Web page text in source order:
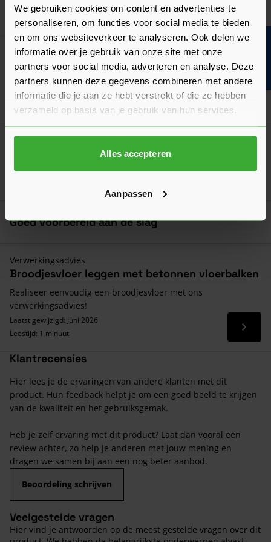
We gebruiken cookies om content en advertenties te
personaliseren, om functies voor social media te bieden
en om ons websiteverkeer te analyseren. Ook delen we
informatie over je gebruik van onze site met onze
partners voor social media, adverteren en analyse. Deze
partners kunnen deze gegevens combineren met andere
informatie die je aan ze hebt verstrekt of die ze hebben
verzameld op basis van je gebruik van hun services.
Alles accepteren
Aanpassen
Vanaf6,54
Meest gekocht!
Bouwstaalmat Onbehandeld - 2x3 Meter
Verkrijgbaar in 4 diktes
Vanaf 21,42 per stuk
Verkrijgbaar in 3 varianten
Goed voorbereid aan de slag
Verwerkingsadvies
Broodjesvloer leggen met betonnen vloerbalken
Realiseer eenvoudig een broodjesvloer met ons
verwerkingsadvies!
Laatst gewijzigd: Juni 2026
Leestijd: 1 minuut
Lees
Klantrecensies
Hier lees je de ervaringen van andere klanten met dit
product. Hun feedback helpt je om een goed beeld te krijgen
van de kwaliteit en het gebruiksgemak.
Heb je zelf ervaring met dit product? Laat dan vooral een
review achter, zo help je anderen met jouw mening en
dragen we samen bij aan een nog beter aanbod.
Beoordeling schrijven
Veelgestelde vragen
Hier vind je antwoorden op de meest gestelde vragen over dit